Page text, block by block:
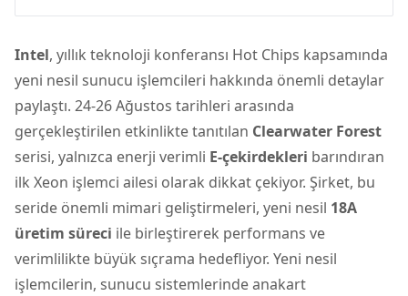
Intel, yıllık teknoloji konferansı Hot Chips kapsamında
yeni nesil sunucu işlemcileri hakkında önemli detaylar
paylaştı. 24-26 Ağustos tarihleri arasında
gerçekleştirilen etkinlikte tanıtılan Clearwater Forest
serisi, yalnızca enerji verimli E-çekirdekleri barındıran
ilk Xeon işlemci ailesi olarak dikkat çekiyor. Şirket, bu
seride önemli mimari geliştirmeleri, yeni nesil 18A
üretim süreci ile birleştirerek performans ve
verimlilikte büyük sıçrama hedefliyor. Yeni nesil
işlemcilerin, sunucu sistemlerindeanakart